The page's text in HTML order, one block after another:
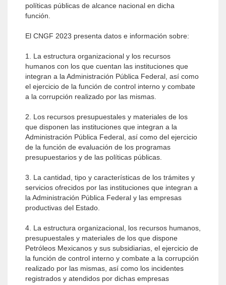
políticas públicas de alcance nacional en dicha
función.
El CNGF 2023 presenta datos e información sobre:
1. La estructura organizacional y los recursos
humanos con los que cuentan las instituciones que
integran a la Administración Pública Federal, así como
el ejercicio de la función de control interno y combate
a la corrupción realizado por las mismas.
2. Los recursos presupuestales y materiales de los
que disponen las instituciones que integran a la
Administración Pública Federal, así como del ejercicio
de la función de evaluación de los programas
presupuestarios y de las políticas públicas.
3. La cantidad, tipo y características de los trámites y
servicios ofrecidos por las instituciones que integran a
la Administración Pública Federal y las empresas
productivas del Estado.
4. La estructura organizacional, los recursos humanos,
presupuestales y materiales de los que dispone
Petróleos Mexicanos y sus subsidiarias, el ejercicio de
la función de control interno y combate a la corrupción
realizado por las mismas, así como los incidentes
registrados y atendidos por dichas empresas